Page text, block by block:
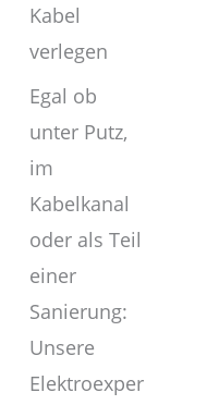
Kabel
verlegen
Egal ob
unter Putz,
im
Kabelkanal
oder als Teil
einer
Sanierung:
Unsere
Elektroexper